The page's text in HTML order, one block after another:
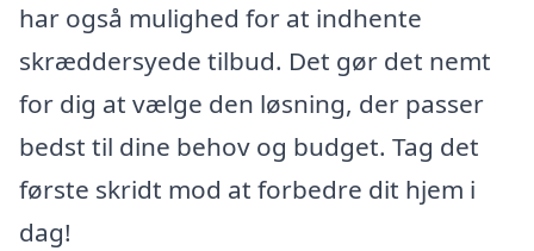
har også mulighed for at indhente
skræddersyede tilbud. Det gør det nemt
for dig at vælge den løsning, der passer
bedst til dine behov og budget. Tag det
første skridt mod at forbedre dit hjem i
dag!